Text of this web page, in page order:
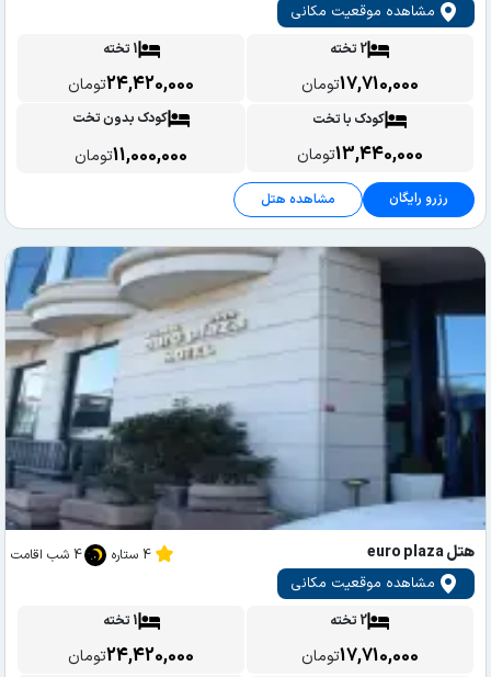
مشاهده موقعیت مکانی
2 تخته
17,710,000تومان
1 تخته
24,420,000تومان
کودک با تخت
13,440,000تومان
کودک بدون تخت
11,000,000تومان
رزرو رایگان مشاهده هتل
هتل euro plaza
مشاهده موقعیت مکانی
4 ستاره 4 شب اقامت
2 تخته
17,710,000تومان
1 تخته
24,420,000تومان